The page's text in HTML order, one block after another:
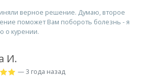
верное решение. Думаю, второе
поможет Вам побороть болезнь - я
о курении.
И.
— 3 года назад